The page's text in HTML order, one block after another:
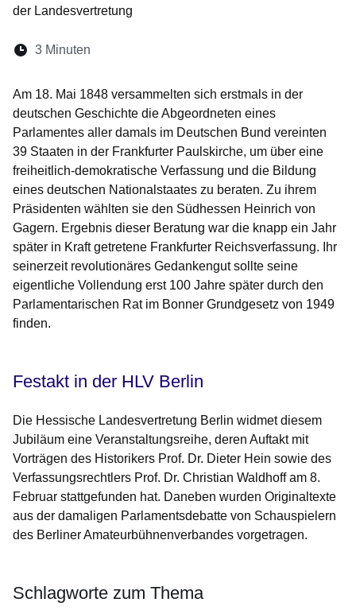
der Landesvertretung
Lesedauer:
3 Minuten
Am 18. Mai 1848 versammelten sich erstmals in der
deutschen Geschichte die Abgeordneten eines
Parlamentes aller damals im Deutschen Bund vereinten
39 Staaten in der Frankfurter Paulskirche, um über eine
freiheitlich-demokratische Verfassung und die Bildung
eines deutschen Nationalstaates zu beraten. Zu ihrem
Präsidenten wählten sie den Südhessen Heinrich von
Gagern. Ergebnis dieser Beratung war die knapp ein Jahr
später in Kraft getretene Frankfurter Reichsverfassung. Ihr
seinerzeit revolutionäres Gedankengut sollte seine
eigentliche Vollendung erst 100 Jahre später durch den
Parlamentarischen Rat im Bonner Grundgesetz von 1949
finden.
Festakt in der HLV Berlin
Die Hessische Landesvertretung Berlin widmet diesem
Jubiläum eine Veranstaltungsreihe, deren Auftakt mit
Vorträgen des Historikers Prof. Dr. Dieter Hein sowie des
Verfassungsrechtlers Prof. Dr. Christian Waldhoff am 8.
Februar stattgefunden hat. Daneben wurden Originaltexte
aus der damaligen Parlamentsdebatte von Schauspielern
des Berliner Amateurbühnenverbandes vorgetragen.
Schlagworte zum Thema